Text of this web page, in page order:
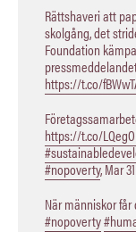
Rättshaveri att
skolgång, det
Foundation
https://t.co/
https://t.co/
#nopoverty,Mar 31
När människor
#nopoverty